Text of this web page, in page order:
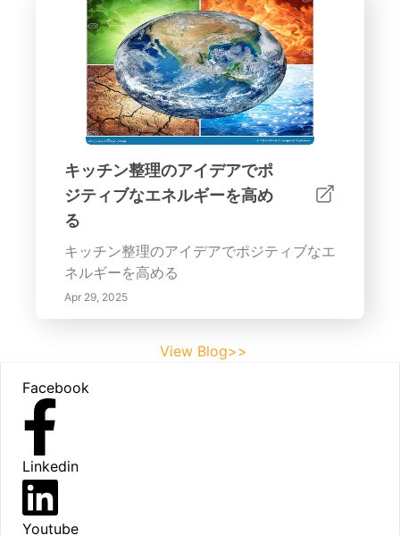
トする穏やかでポジティブな環境を作るこ
とができます。調和と良いエネルギーが放
たれる空間を作ることを知って、自信を持
って家のリノベーションの旅を始めましょ
う！
キッチン整理のアイデアでポ
ジティブなエネルギーを高め
る
キッチン整理のアイデアでポジティブなエ
ネルギーを高める
Apr 29, 2025
View Blog>>
Facebook
Linkedin
Youtube